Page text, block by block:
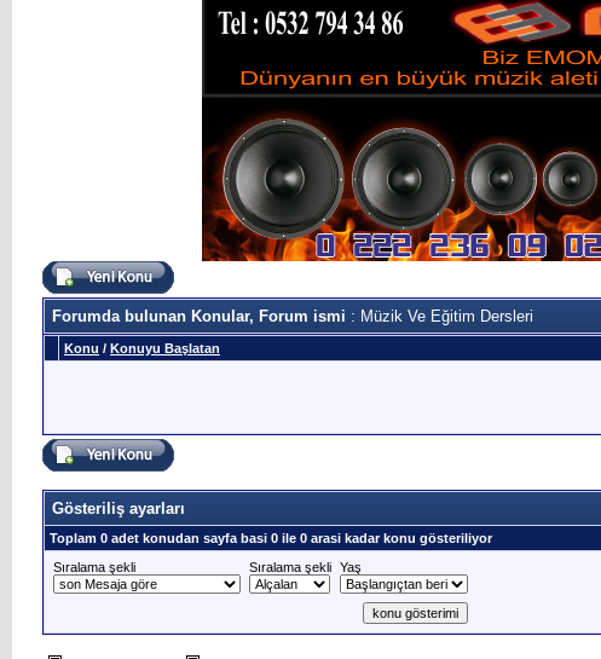
Forumda bulunan Konular, Forum ismi : Müzik Ve Eğitim Dersleri
Konu / Konuyu Başlatan
Gösteriliş ayarları
Toplam 0 adet konudan sayfa basi 0 ile 0 arasi kadar konu gösteriliyor
Sıralama şekli
Sıralama şekli Yaş